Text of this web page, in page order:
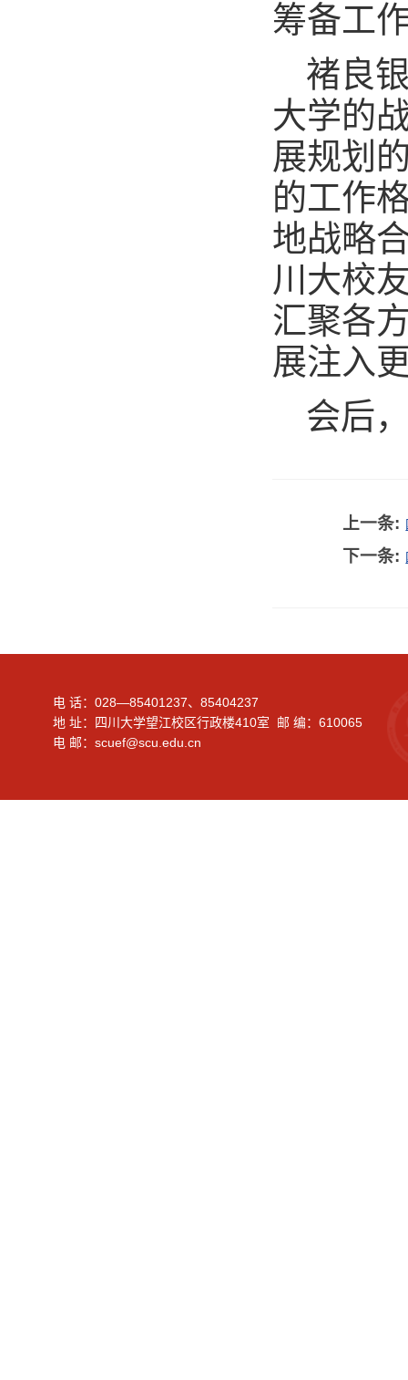
筹备工
褚良
大学的
展规划
的工作
地战略
川大校
汇聚各
展注入
会后
上一条:
下一条:
电 话：028—85401237、85404237
地 址：四川大学望江校区行政楼410室 邮 编：610065
电 邮：scuef@scu.edu.cn